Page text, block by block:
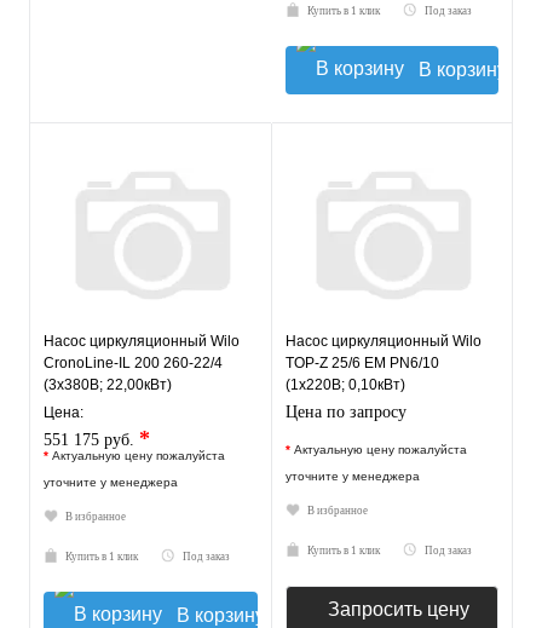
Купить в 1 клик Под заказ
В корзину
Насос циркуляционный Wilo
CronoLine-IL 200 260-22/4
(3х380В; 22,00кВт)
Цена:
551 175 руб. *
* Актуальную цену пожалуйста
уточните у менеджера
В избранное
Купить в 1 клик Под заказ
В корзину
Насос циркуляционный Wilo
TOP-Z 25/6 EM PN6/10
(1х220В; 0,10кВт)
Цена по запросу
* Актуальную цену пожалуйста
уточните у менеджера
В избранное
Купить в 1 клик Под заказ
Запросить цену